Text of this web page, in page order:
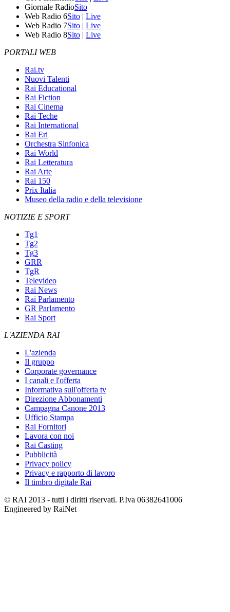
Giornale RadioSito
Web Radio 6Sito | Live
Web Radio 7Sito | Live
Web Radio 8Sito | Live
PORTALI WEB
Rai.tv
Nuovi Talenti
Rai Educational
Rai Fiction
Rai Cinema
Rai Teche
Rai International
Rai Eri
Orchestra Sinfonica
Rai World
Rai Letteratura
Rai Arte
Rai 150
Prix Italia
Museo della radio e della televisione
NOTIZIE E SPORT
Tg1
Tg2
Tg3
GRR
TgR
Televideo
Rai News
Rai Parlamento
GR Parlamento
Rai Sport
L'AZIENDA RAI
L'azienda
Il gruppo
Corporate governance
I canali e l'offerta
Informativa sull'offerta tv
Direzione Abbonamenti
Campagna Canone 2013
Ufficio Stampa
Rai Fornitori
Lavora con noi
Rai Casting
Pubblicità
Privacy policy
Privacy e rapporto di lavoro
Il timbro digitale Rai
© RAI 2013 - tutti i diritti riservati. P.Iva 06382641006
Engineered by RaiNet